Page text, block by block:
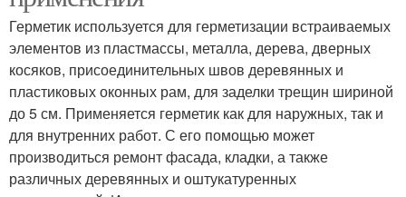
Герметик используется для герметизации встраиваемых
элементов из пластмассы, металла, дерева, дверных
косяков, присоединительных швов деревянных и
пластиковых оконных рам, для заделки трещин шириной
до 5 см. Применяется герметик как для наружных, так и
для внутренних работ. С его помощью может
производиться ремонт фасада, кладки, а также
различных деревянных и оштукатуренных